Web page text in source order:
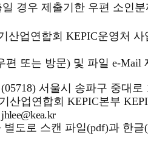
경우 제출기한 우편 소인분
산업연합회KEPIC운영처 사
편 또는 방문) 및 파일e-Mail
서울시 송파구 중대로
연합회KEPIC본부
jhlee@kea.kr
별도로 스캔 파일(pdf)과 한글